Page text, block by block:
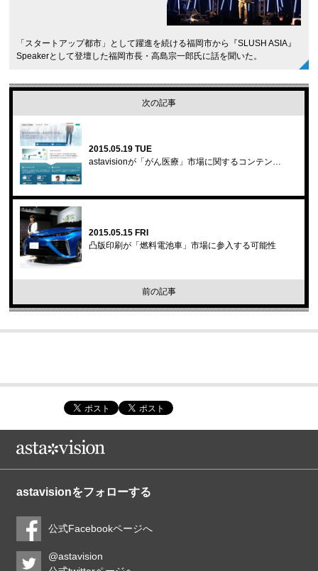
「スタートアップ都市」として躍進を続ける福岡市から『SLUSH ASIA』
Speakerとして登壇した福岡市長・高島宗一郎氏に話を聞いた。
次の記事
2015.05.19 TUE
astavisionが「がん医療」市場に関するコンテン…
2015.05.15 FRI
凸版印刷が「燃料電池車」市場に参入する可能性
前の記事
astavisionをフォローする
公式Facebookページへ
@astavision